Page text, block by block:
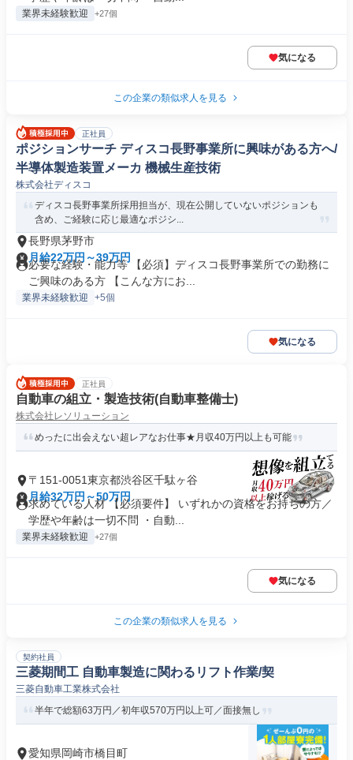
業界未経験歓迎 +27個
気になる
この企業の類似求人を見る
正社員
ポジションサーチ ディスコ長野事業所に興味がある方へ/
半導体製造装置メーカ 機械生産技術
株式会社ディスコ
ディスコ長野事業所採用担当が、現在公開していないポジションも
含め、ご経験に応じ最適なポジシ...
長野県茅野市
月給22万円～39万円
必要な経験・能力等 【必須】ディスコ長野事業所での勤務に
ご興味のある方 【こんな方にお...
業界未経験歓迎 +5個
気になる
正社員
自動車の組立・製造技術(自動車整備士)
株式会社レソリューション
めったに出会えない超レアなお仕事★月収40万円以上も可能
〒151-0051東京都渋谷区千駄ヶ谷
月給32万円～50万円
求めている人材 【必須要件】 いずれかの資格をお持ちの方／
学歴や年齢は一切不問 ・自動...
業界未経験歓迎 +27個
気になる
この企業の類似求人を見る
契約社員
三菱期間工 自動車製造に関わるリフト作業/契
三菱自動車工業株式会社
半年で総額63万円／初年収570万円以上可／面接無し
愛知県岡崎市橋目町